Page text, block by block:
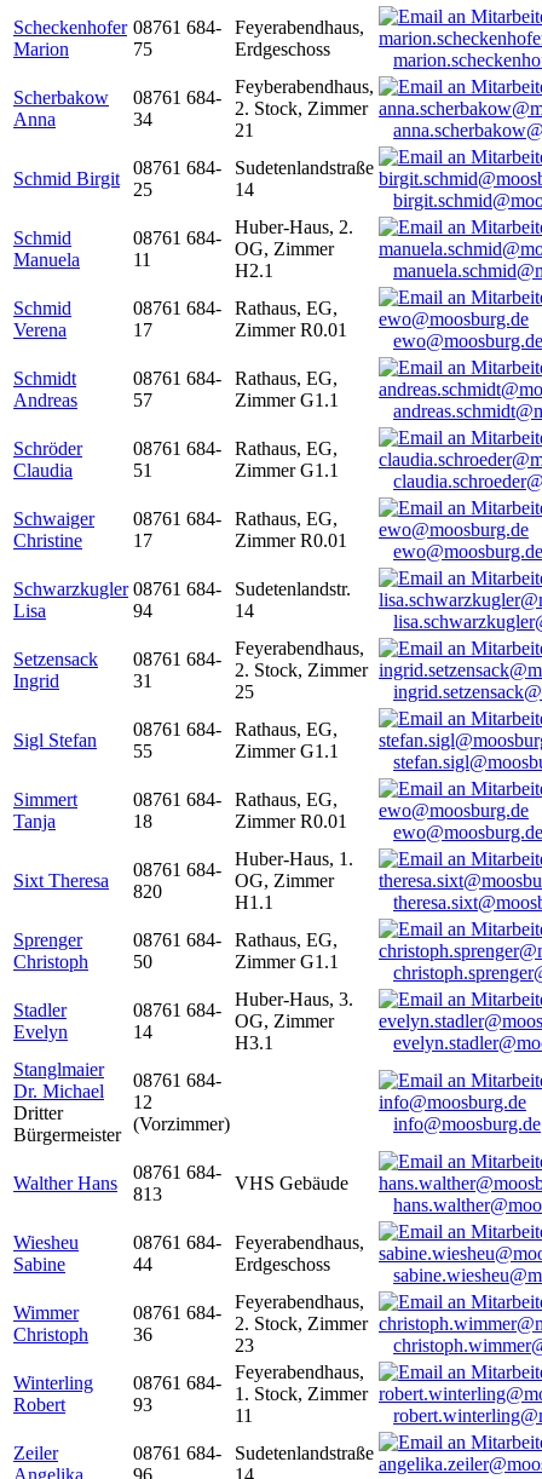
Scheckenhofer
Marion
08761 684-
75
Feyerabendhaus,
Erdgeschoss
Scherbakow
Anna
08761 684-
34
Feyberabendhaus,
2. Stock, Zimmer
21
Schmid Birgit
08761 684-
25
Sudetenlandstraße
14
Schmid
Manuela
08761 684-
11
Huber-Haus, 2.
OG, Zimmer
H2.1
Schmid
Verena
08761 684-
17
Rathaus, EG,
Zimmer R0.01
ewo@moosburg.de
Schmidt
Andreas
08761 684-
57
Rathaus, EG,
Zimmer G1.1
Schröder
Claudia
08761 684-
51
Rathaus, EG,
Zimmer G1.1
Schwaiger
Christine
08761 684-
17
Rathaus, EG,
Zimmer R0.01
ewo@moosburg.de
Schwarzkugler
Lisa
08761 684-
94
Sudetenlandstr.
14
Setzensack
Ingrid
08761 684-
31
Feyerabendhaus,
2. Stock, Zimmer
25
Sigl Stefan
08761 684-
55
Rathaus, EG,
Zimmer G1.1
Simmert
Tanja
08761 684-
18
Rathaus, EG,
Zimmer R0.01
ewo@moosburg.de
Sixt Theresa
08761 684-
820
Huber-Haus, 1.
OG, Zimmer
H1.1
Sprenger
Christoph
08761 684-
50
Rathaus, EG,
Zimmer G1.1
Stadler
Evelyn
08761 684-
14
Huber-Haus, 3.
OG, Zimmer
H3.1
Stanglmaier
Dr. Michael
Dritter
Bürgermeister
08761 684-
12
(Vorzimmer)
info@moosburg.de
Walther Hans
08761 684-
813
VHS Gebäude
Wiesheu
Sabine
08761 684-
44
Feyerabendhaus,
Erdgeschoss
Wimmer
Christoph
08761 684-
36
Feyerabendhaus,
2. Stock, Zimmer
23
Winterling
Robert
08761 684-
93
Feyerabendhaus,
1. Stock, Zimmer
11
Zeiler
Angelika
08761 684-
96
Sudetenlandstraße
14